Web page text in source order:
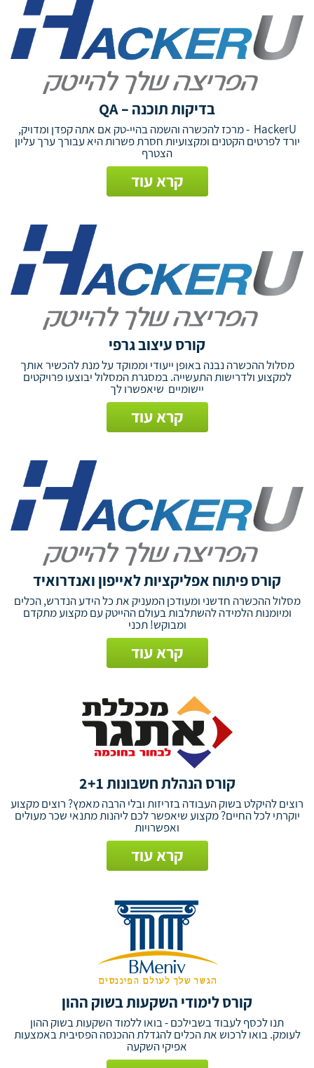
בדיקות תוכנה – QA
HackerU - מרכז להכשרה והשמה בהיי-טק אם אתה קפדן ומדויק,
יורד לפרטים הקטנים ומקצועיות חסרת פשרות היא עבורך ערך עליון
הצטרף
קרא עוד
קורס עיצוב גרפי
מסלול ההכשרה נבנה באופן ייעודי וממוקד על מנת להכשיר אותך
למקצוע ולדרישות התעשייה. במסגרת המסלול יבוצעו פרויקטים
יישומיים שיאפשרו לך
קרא עוד
קורס פיתוח אפליקציות לאייפון ואנדרואיד
מסלול ההכשרה חדשני ומעודכן המעניק את כל הידע הנדרש, הכלים
ומיומנות הלמידה להשתלבות בעולם ההייטק עם מקצוע מתקדם
ומבוקש! תכני
קרא עוד
קורס הנהלת חשבונות 2+1
רוצים להיקלט בשוק העבודה בזריזות ובלי הרבה מאמץ? רוצים מקצוע
יוקרתי לכל החיים? מקצוע שיאפשר לכם ליהנות מתנאי שכר מעולים
ואפשרויות
קרא עוד
קורס לימודי השקעות בשוק ההון
תנו לכסף לעבוד בשבילכם - בואו ללמוד השקעות בשוק ההון
לעומק. בואו לרכוש את הכלים להגדלת ההכנסה הפסיבית באמצעות
אפיקי השקעה